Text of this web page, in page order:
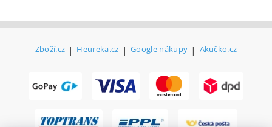
Zboží.cz | Heureka.cz | Google nákupy | Akučko.cz